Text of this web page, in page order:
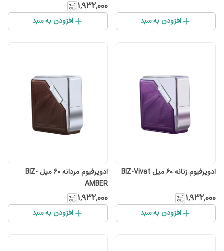
افزودن به سبد
۱٬۹۳۲٬۰۰۰
افزودن به سبد
ادوپرفیوم زنانه ۶۰ میل BIZ-Vivat
۱٬۹۳۲٬۰۰۰
افزودن به سبد
ادوپرفیوم مردانه ۶۰ میل BIZ-
AMBER
۱٬۹۳۲٬۰۰۰
افزودن به سبد